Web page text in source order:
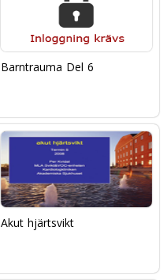
Barntrauma Del 6
Akut hjärtsvikt